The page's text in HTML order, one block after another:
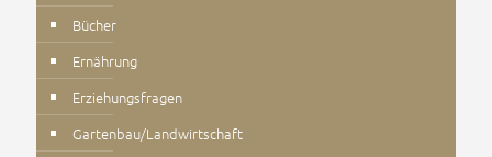
Bücher
Ernährung
Erziehungsfragen
Gartenbau/Landwirtschaft